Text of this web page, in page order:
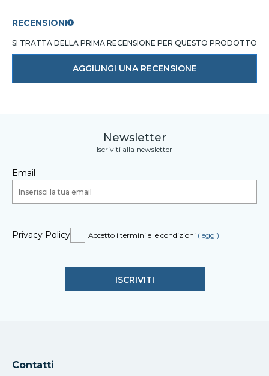
RECENSIONI
SI TRATTA DELLA PRIMA RECENSIONE PER QUESTO PRODOTTO
AGGIUNGI UNA RECENSIONE
Newsletter
Iscriviti alla newsletter
Email
Privacy Policy Accetto i termini e le condizioni (leggi)
Contatti